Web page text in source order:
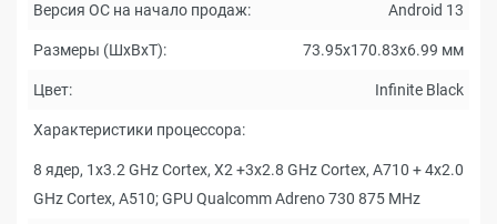
Версия ОС на начало продаж: Android 13
Размеры (ШxВxТ): 73.95x170.83x6.99 мм
Цвет: Infinite Black
Характеристики процессора:
8 ядер, 1x3.2 GHz Cortex, X2 +3x2.8 GHz Cortex, A710 + 4x2.0
GHz Cortex, A510; GPU Qualcomm Adreno 730 875 MHz